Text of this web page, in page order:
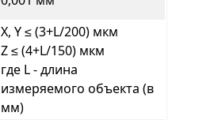
X, Y ≤ (3+L/200) мкм
Z ≤ (4+L/150) мкм
где L - длина
измеряемого объекта (в
мм)